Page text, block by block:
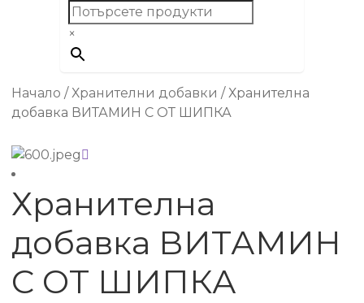
×
Начало / Хранителни добавки / Хранителна
добавка ВИТАМИН С ОТ ШИПКА
Хранителна
добавка ВИТАМИН
С ОТ ШИПКА